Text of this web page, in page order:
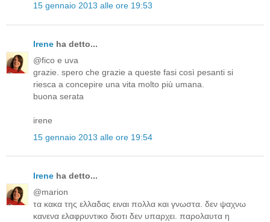
15 gennaio 2013 alle ore 19:53
Irene ha detto...
@fico e uva
grazie. spero che grazie a queste fasi così pesanti si
riesca a concepire una vita molto più umana.
buona serata
irene
15 gennaio 2013 alle ore 19:54
Irene ha detto...
@marion
τα κακα της ελλαδας ειναι πολλα και γνωστα. δεν ψαχνω
κανενα ελαφρυντικο διοτι δεν υπαρχει. παρολαυτα η